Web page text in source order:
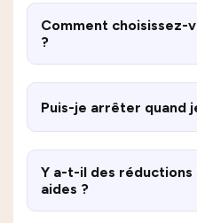
Comment choisissez-
?
Puis-je arrêter quand
Y a-t-il des réductions
aides ?